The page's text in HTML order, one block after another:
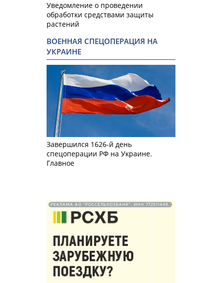
Уведомление о проведении
обработки средствами защиты
растений
ВОЕННАЯ СПЕЦОПЕРАЦИЯ НА
УКРАИНЕ
Завершился 1626-й день
спецоперации РФ на Украине.
Главное
РЕКЛАМА АО "РОССЕЛЬХОЗБАНК". ИНН 772511448.